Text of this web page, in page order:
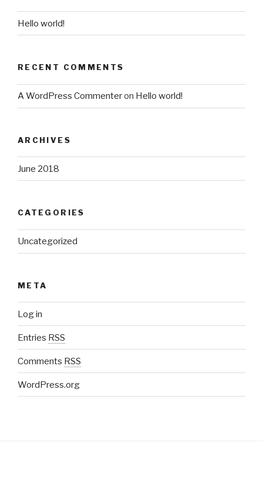
Hello world!
RECENT COMMENTS
A WordPress Commenteron Hello world!
ARCHIVES
June 2018
CATEGORIES
Uncategorized
META
Log in
Entries RSS
Comments RSS
WordPress.org